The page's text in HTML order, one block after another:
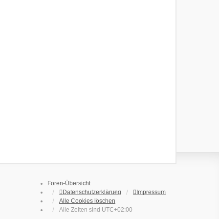
Foren-Übersicht
Datenschutzerklärung
Impressum
Alle Cookies löschen
Alle Zeiten sind UTC+02:00